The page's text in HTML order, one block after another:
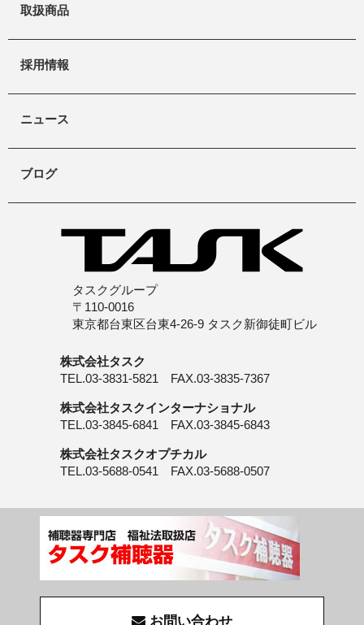
取扱商品
採用情報
ニュース
ブログ
タスクグループ
〒110-0016
東京都台東区台東4-26-9 タスク新御徒町ビル
株式会社タスク
TEL.03-3831-5821 FAX.03-3835-7367
株式会社タスクインターナショナル
TEL.03-3845-6841 FAX.03-3845-6843
株式会社タスクオプチカル
TEL.03-5688-0541 FAX.03-5688-0507
お問い合わせ